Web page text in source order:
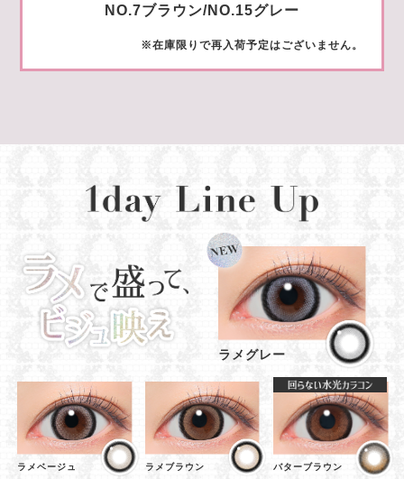
NO.7ブラウン/NO.15グレー
※在庫限りで再入荷予定はございません。
ラメグレー
ラメベージュ ラメブラウン バターブラウン